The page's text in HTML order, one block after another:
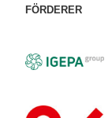
FÖRDERER